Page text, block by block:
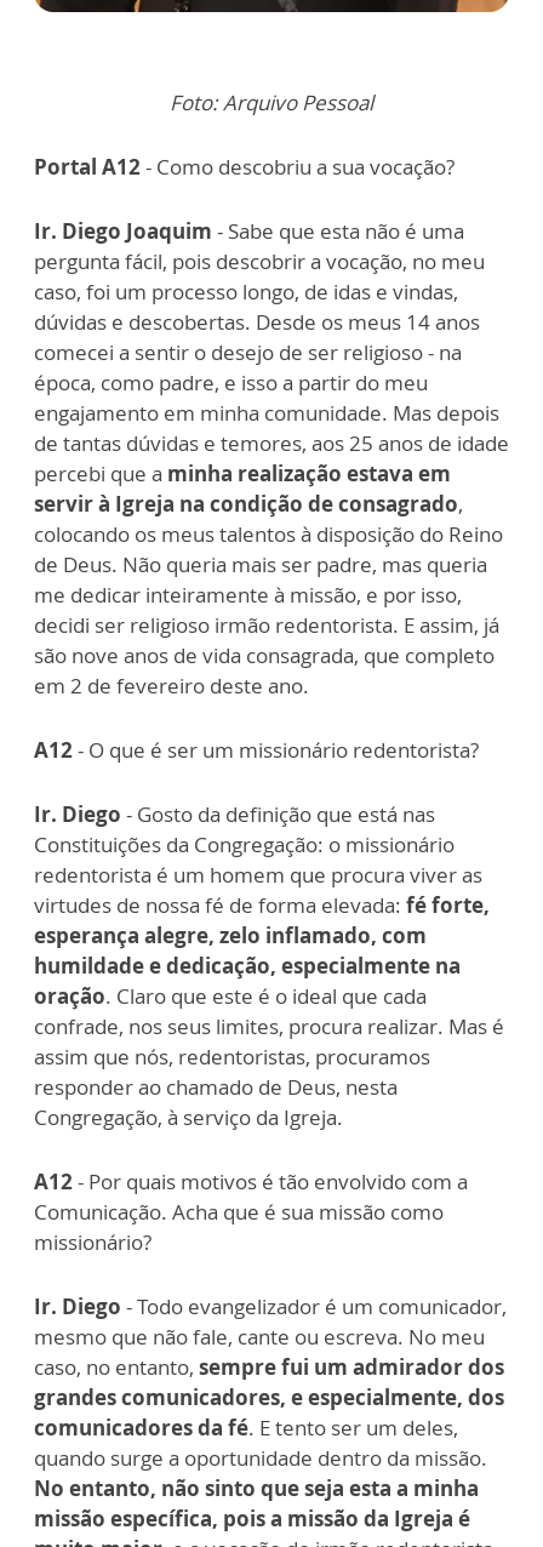
Foto: Arquivo Pessoal
Portal A12- Como descobriu a sua vocação?
Ir. Diego Joaquim - Sabe que esta não é uma
pergunta fácil, pois descobrir a vocação, no meu
caso, foi um processo longo, de idas e vindas,
dúvidas e descobertas. Desde os meus 14 anos
comecei a sentir o desejo de ser religioso - na
época, como padre, e isso a partir do meu
engajamento em minha comunidade. Mas depois
de tantas dúvidas e temores, aos 25 anos de idade
percebi que a minha realização estava em
servir à Igreja na condição de consagrado,
colocando os meus talentos à disposição do Reino
de Deus. Não queria mais ser padre, mas queria
me dedicar inteiramente à missão, e por isso,
decidi ser religioso irmão redentorista. E assim, já
são nove anos de vida consagrada, que completo
em 2 de fevereiro deste ano.
A12- O que é ser um missionário redentorista?
Ir. Diego - Gosto da definição que está nas
Constituições da Congregação: o missionário
redentorista é um homem que procura viver as
virtudes de nossa fé de forma elevada: fé forte,
esperança alegre, zelo inflamado, com
humildade e dedicação, especialmente na
oração. Claro que este é o ideal que cada
confrade, nos seus limites, procura realizar. Mas é
assim que nós, redentoristas, procuramos
responder ao chamado de Deus, nesta
Congregação, à serviço da Igreja.
A12- Por quais motivos é tão envolvido com a
Comunicação. Acha que é sua missão como
missionário?
Ir. Diego - Todo evangelizador é um comunicador,
mesmo que não fale, cante ou escreva. No meu
caso, no entanto, sempre fui um admirador dos
grandes comunicadores, e especialmente, dos
comunicadores da fé. E tento ser um deles,
quando surge a oportunidade dentro da missão.
No entanto, não sinto que seja esta a minha
missão específica, pois a missão da Igreja é